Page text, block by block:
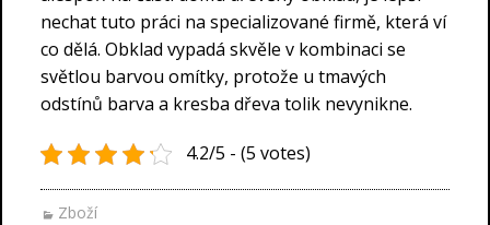
nechat tuto práci na specializované firmě, která ví
co dělá. Obklad vypadá skvěle v kombinaci se
světlou barvou omítky, protože u tmavých
odstínů barva a kresba dřeva tolik nevynikne.
4.2/5 - (5 votes)
Zboží